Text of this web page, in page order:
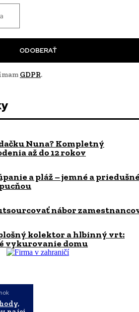
ODOBERAŤ
GDPR.
Nuna? Kompletný
až do 12 rokov
a pláž – jemné a
nábor
kolektor a hlbinný vrt:
vykurovanie domu